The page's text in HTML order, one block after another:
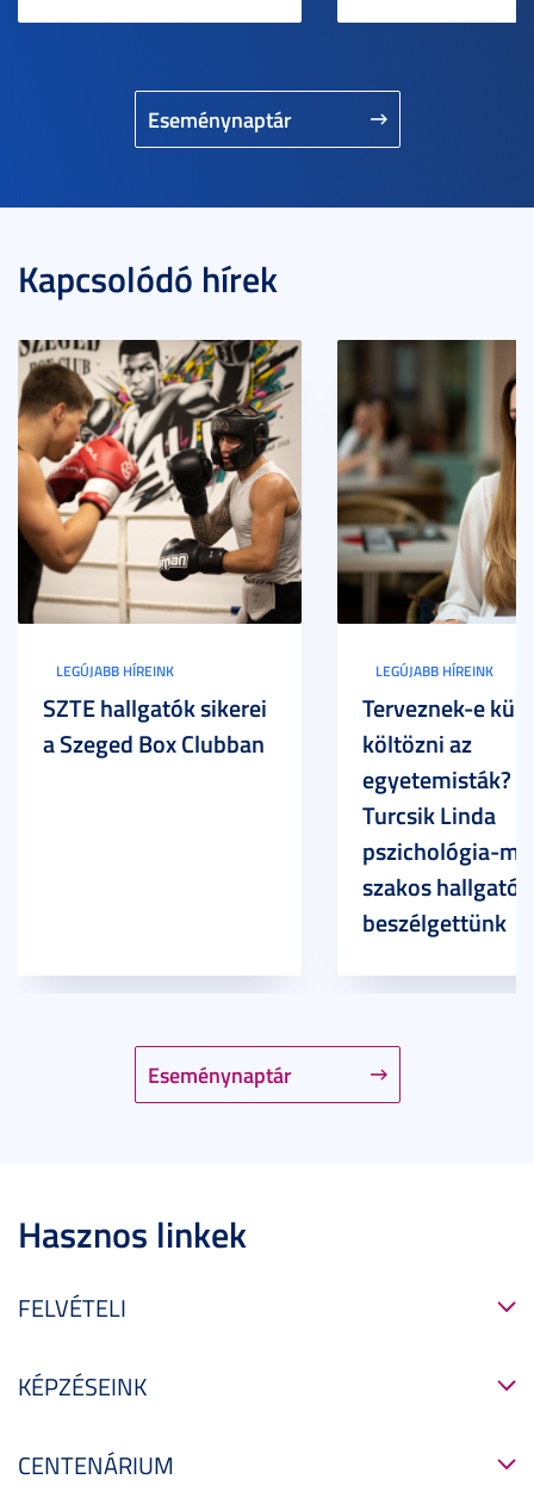
Eseménynaptár
Kapcsolódó hírek
Eseménynaptár
LEGÚJABB HÍREINK
SZTE hallgatók sikerei
a Szeged Box Clubban
LEGÚJABB HÍREINK
Terveznek-e
költözni az
egyetemisták? –
Turcsik Linda
pszichológia-
szakos
beszélgettünk
Hasznos linkek
FELVÉTELI
KÉPZÉSEINK
CENTENÁRIUM